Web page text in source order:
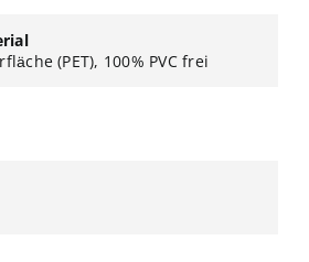
(PET), 100% PVC frei